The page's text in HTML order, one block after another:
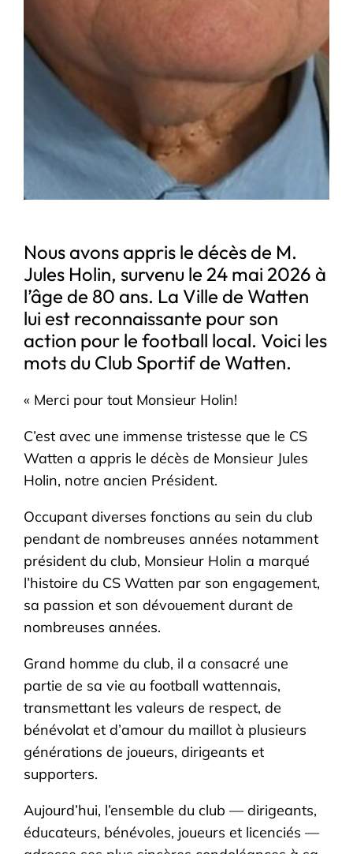
Nous avons appris le décès de M.
Jules Holin, survenu le 24 mai 2026 à
l’âge de 80 ans. La Ville de Watten
lui est reconnaissante pour son
action pour le football local. Voici les
mots du Club Sportif de Watten.
« Merci pour tout Monsieur Holin!
C’est avec une immense tristesse que le CS
Watten a appris le décès de Monsieur Jules
Holin, notre ancien Président.
Occupant diverses fonctions au sein du club
pendant de nombreuses années notamment
président du club, Monsieur Holin a marqué
l’histoire du CS Watten par son engagement,
sa passion et son dévouement durant de
nombreuses années.
Grand homme du club, il a consacré une
partie de sa vie au football wattennais,
transmettant les valeurs de respect, de
bénévolat et d’amour du maillot à plusieurs
générations de joueurs, dirigeants et
supporters.
Aujourd’hui, l’ensemble du club — dirigeants,
éducateurs, bénévoles, joueurs et licenciés —